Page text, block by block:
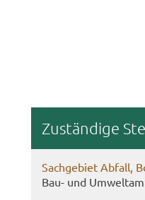
Zu­stän­di­ge
Sach­ge­biet Ab­fall,
Bau- und